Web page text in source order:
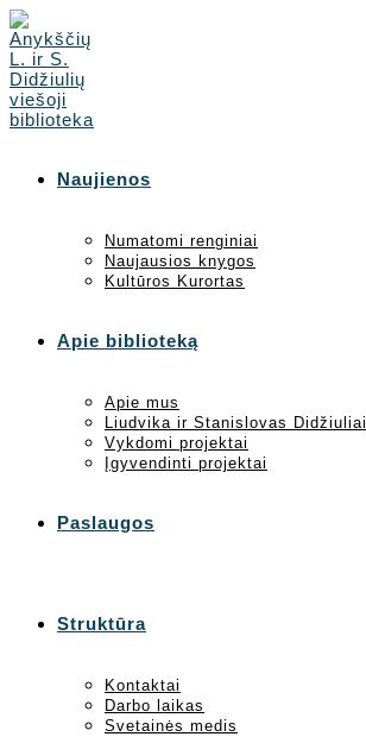
Skip
to
content
Naujienos
Numatomi renginiai
Naujausios knygos
Kultūros Kurortas
Apie biblioteką
Apie mus
Liudvika ir Stanislovas Didžiuliai
Vykdomi projektai
Įgyvendinti projektai
Paslaugos
Struktūra
Kontaktai
Darbo laikas
Svetainės medis